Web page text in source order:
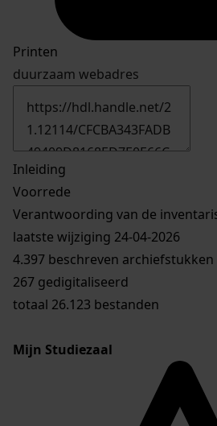
Printen
duurzaam webadres
Inleiding
Voorrede
Verantwoording van de
laatste wijziging 24-04-2026
4.397 beschreven archiefstukken
267 gedigitaliseerd
totaal 26.123 bestanden
Mijn Studiezaal